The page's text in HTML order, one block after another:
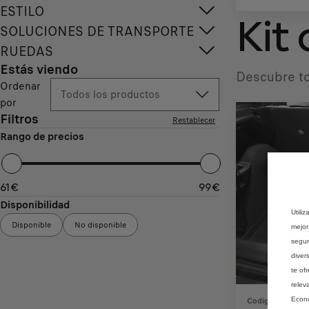
ESTILO
SOLUCIONES DE TRANSPORTE
RUEDAS
Estás viendo
Ordenar
por
Todos los productos
Filtros Restablecer
Rango de precios
61€ 99€
Disponibilidad
Disponible No disponible
Kit
Descubre
Codigo
te